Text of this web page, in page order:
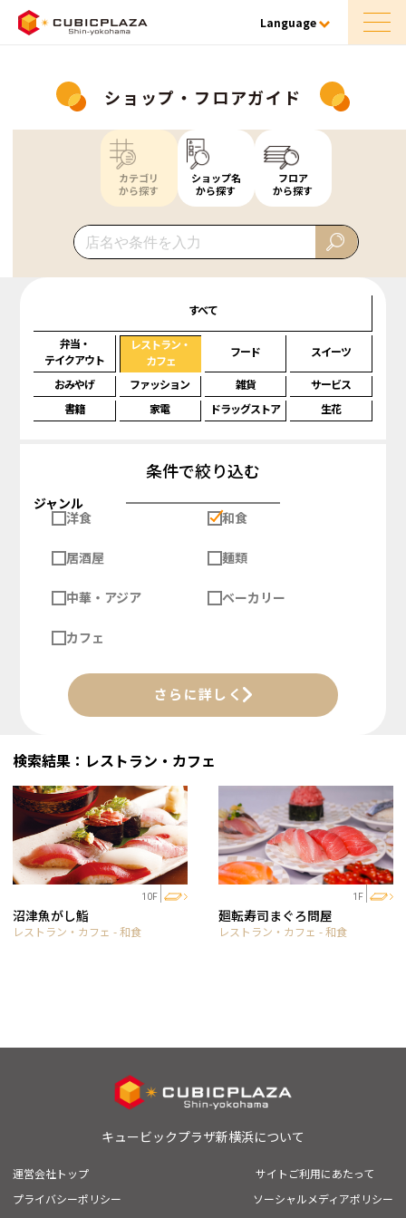
Language
ショップ・フロアガイド
カテゴリ
から探す
ショップ名
から探す
フロア
から探す
すべて
弁当・
テイクアウト
レストラン・
カフェ
フード スイーツ
おみやげ ファッション 雑貨
サービス
書籍
家電 ドラッグストア 生花
条件で絞り込む
ジャンル
洋食
和食
居酒屋 麺類
中華・アジア ベーカリー
カフェ
さらに詳しく
検索結果：レストラン・カフェ
10F
沼津魚がし鮨
レストラン・カフェ - 和食
1F
廻転寿司まぐろ問屋
レストラン・カフェ - 和食
キュービックプラザ新横浜について
運営会社トップ
サイトご利用にあたって
プライバシーポリシー
ソーシャルメディアポリシー